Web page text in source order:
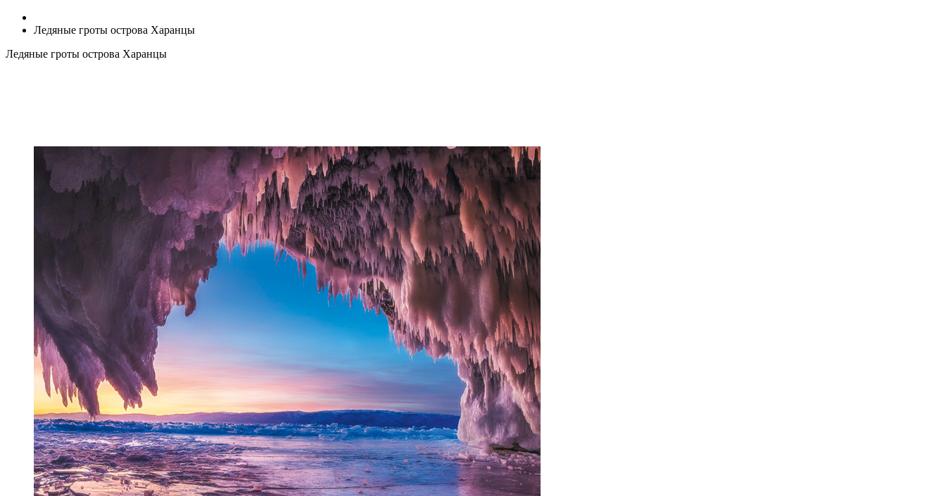
Ледяные гроты острова Харанцы
Ледяные гроты острова Харанцы